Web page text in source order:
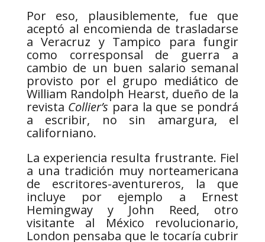
Por eso, plausiblemente, fue que
aceptó al encomienda de trasladarse
a Veracruz y Tampico para fungir
como corresponsal de guerra a
cambio de un buen salario semanal
provisto por el grupo mediático de
William Randolph Hearst, dueño de la
revista Collier’s para la que se pondrá
a escribir, no sin amargura, el
californiano.
La experiencia resulta frustrante. Fiel
a una tradición muy norteamericana
de escritores-aventureros, la que
incluye por ejemplo a Ernest
Hemingway y John Reed, otro
visitante al México revolucionario,
London pensaba que le tocaría cubrir